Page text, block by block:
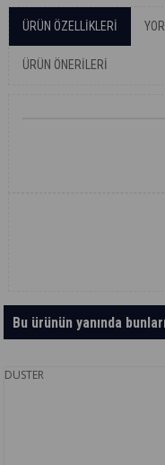
ÜRÜN ÖZELLIKLERI
ÜRÜN ÖNERILERI
Bu ürünün yanında
DUSTER